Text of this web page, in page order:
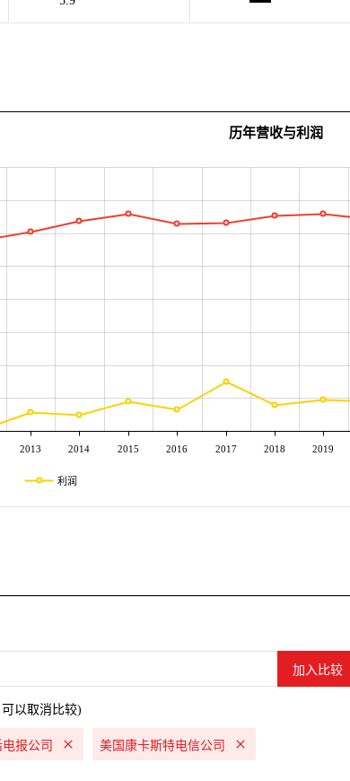
2013 2014 2015 2016 2017 2018 2019
历年营收与利润
利润
可以取消比较)
报公司 美国康卡斯特电信公司